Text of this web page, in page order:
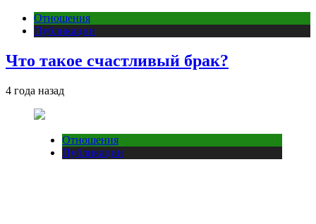
Отношения
Публикации
Что такое счастливый брак?
4 года назад
Отношения
Публикации